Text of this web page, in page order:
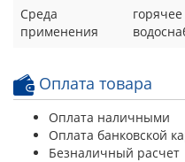
Среда
применения
Оплата товара
Оплата наличными
Оплата банковской
Безналичный расчет